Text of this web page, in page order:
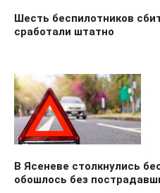
Шесть беспилотников
сработали штатно
В Ясеневе столкнулись
обошлось без